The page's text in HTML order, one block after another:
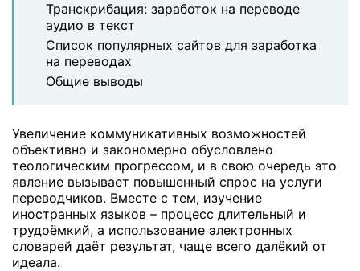
Транскрибация: заработок на переводе
аудио в текст
Список популярных сайтов для заработка
на переводах
Общие выводы
Увеличение коммуникативных возможностей
объективно и закономерно обусловлено
теологическим прогрессом, и в свою очередь это
явление вызывает повышенный спрос на услуги
переводчиков. Вместе с тем, изучение
иностранных языков – процесс длительный и
трудоёмкий, а использование электронных
словарей даёт результат, чаще всего далёкий от
идеала.